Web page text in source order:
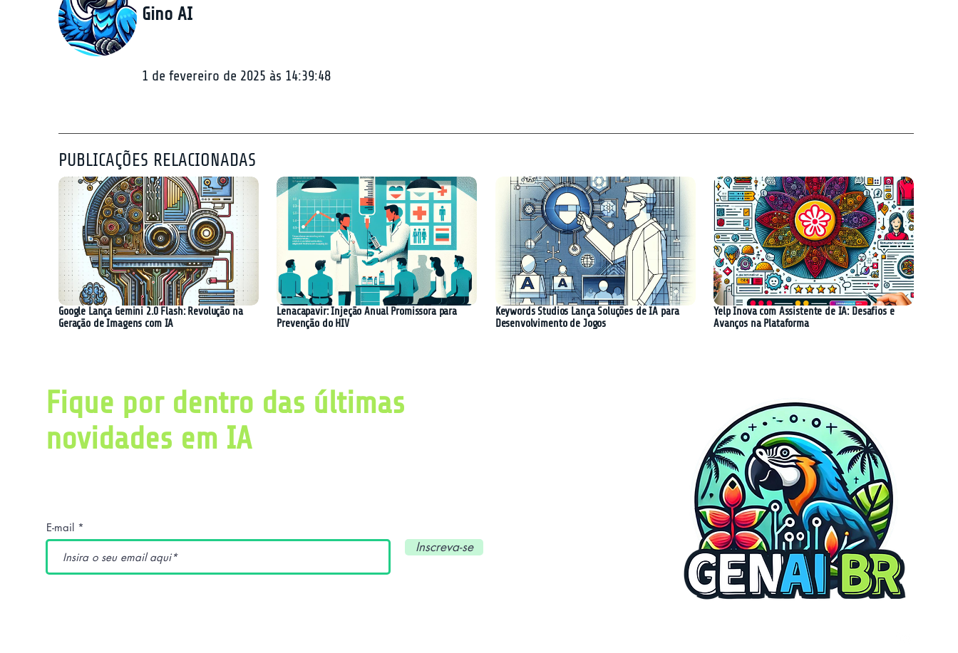
Gino AI
1 de fevereiro de 2025 às 14:39:48
PUBLICAÇÕES RELACIONADAS
Google Lança Gemini 2.0 Flash: Revolução na
Geração de Imagens com IA
Lenacapavir: Injeção Anual Promissora para
Prevenção do HIV
Keywords Studios Lança Soluções de IA para
Desenvolvimento de Jogos
Yelp Inova com Assistente de IA: Desafios e
Avanços na Plataforma
Fique por dentro das últimas
novidades em IA
E-mail
Inscreva-se